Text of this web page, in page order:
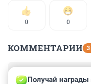
0 0
КОММЕНТАРИИ
16 ноября 2024, 15:24
Получай награды